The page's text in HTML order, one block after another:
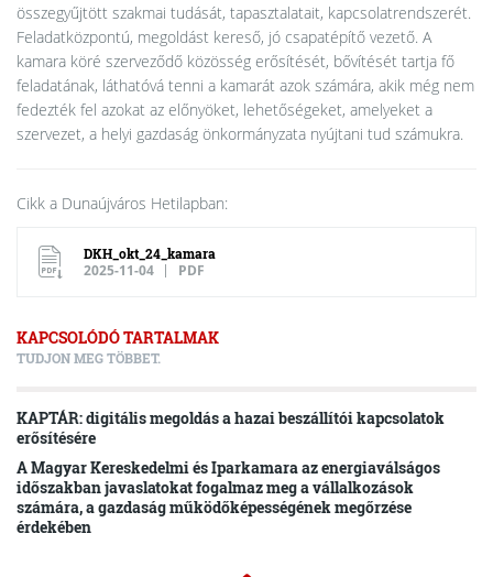
összegyűjtött szakmai tudását, tapasztalatait, kapcsolatrendszerét.
Feladatközpontú, megoldást kereső, jó csapatépítő vezető. A
kamara köré szerveződő közösség erősítését, bővítését tartja fő
feladatának, láthatóvá tenni a kamarát azok számára, akik még nem
fedezték fel azokat az előnyöket, lehetőségeket, amelyeket a
szervezet, a helyi gazdaság önkormányzata nyújtani tud számukra.
Cikk a Dunaújváros Hetilapban:
DKH_okt_24_kamara
2025-11-04 PDF
KAPCSOLÓDÓ TARTALMAK
TUDJON MEG TÖBBET.
KAPTÁR: digitális megoldás a hazai beszállítói kapcsolatok
erősítésére
A Magyar Kereskedelmi és Iparkamara az energiaválságos
időszakban javaslatokat fogalmaz meg a vállalkozások
számára, a gazdaság működőképességének megőrzése
érdekében